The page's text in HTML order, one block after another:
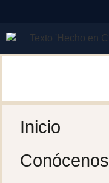
Inicio
Conócenos